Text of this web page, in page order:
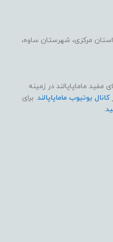
استان مرکزی، شهرستان ساوه،
مفید ماماپاپالند در زمینه
کانال یوتیوب ماماپاپالند. برای
.